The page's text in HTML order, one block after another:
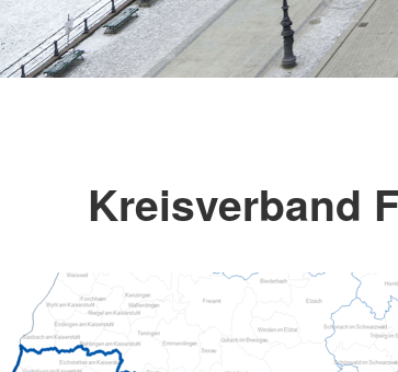
Kreisverband